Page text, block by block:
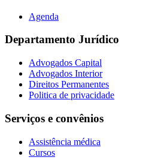
Agenda
Departamento Jurídico
Advogados Capital
Advogados Interior
Direitos Permanentes
Politica de privacidade
Serviços e convênios
Assistência médica
Cursos